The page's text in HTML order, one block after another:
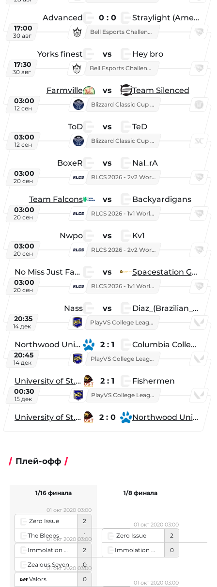
Advanced 0 : 0 Straylight (American team)
17:00
30 авг
Bell Esports Challenge 2026
Yorks finest vs Hey bro
17:30
30 авг
Bell Esports Challenge 2026
Farmville vs Team Silenced
03:00
12 сен
Blizzard Classic Cup 2026
ToD vs TeD
03:00
12 сен
Blizzard Classic Cup 2026
BoxeR vs Nal_rA
03:00
20 сен
RLCS 2026 - 2v2 World Championship
Team Falcons vs Backyardigans
03:00
20 сен
RLCS 2026 - 1v1 World Championship
Nwpo vs Kv1
03:00
20 сен
RLCS 2026 - 2v2 World Championship
No Miss Just Fake vs Spacestation Gaming
03:00
20 сен
RLCS 2026 - 1v1 World Championship
Nass vs Diaz_(Brazilian_Player)
20:35
14 дек
PlayVS College League 2025: Fall
Northwood University 2 : 1 Columbia College
20:45
14 дек
PlayVS College League 2025: Fall
University of St. Thomas 2 : 1 Fishermen
00:30
15 дек
PlayVS College League 2025: Fall
University of St. Thomas 2 : 0 Northwood University
Плей-офф
Zero Issue
2
The Bleeps
1
01 окт 2020 03:00
Immolation Dragon
2
Zealous Seven
0
01 окт 2020 03:00
Valors
0
01 окт 2020 03:00
1/16 финала
Zero Issue
2
Immolation Dragon
0
01 окт 2020 03:00
01 окт 2020 03:00
1/8 финала